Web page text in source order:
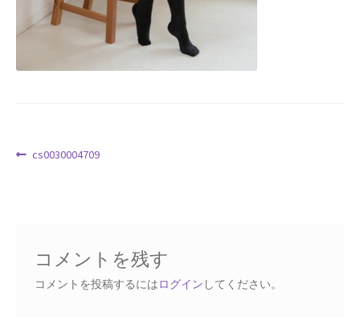
Request a Quote
Affiliate Dashboard
投 前
cs0030004709
コメントを残す
コメントを投稿するにはログイン してください。